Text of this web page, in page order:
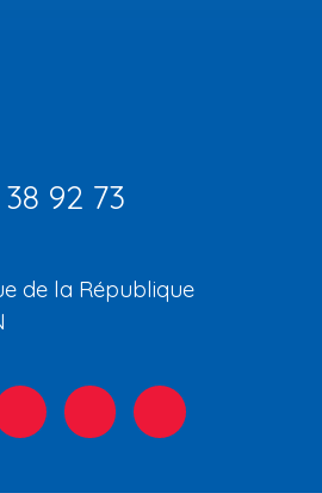
92 73
de la République